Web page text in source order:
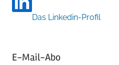
Das Linkedin-Profil
E-Mail-Abo